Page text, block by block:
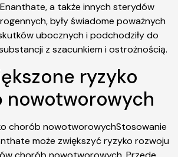
a także innych sterydów
były świadome poważnych
ubocznych i podchodziły do
z szacunkiem i ostrożnością.
ryzyko
nowotworowych
chorób nowotworowychStosowanie
może zwiększyć ryzyko rozwoju